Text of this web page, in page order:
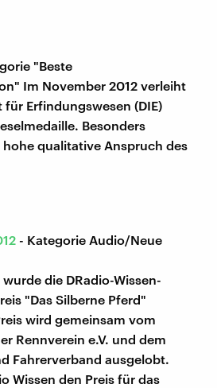
"Beste
Im November 2012 verleiht
Erfindungswesen (DIE)
Besonders
qualitative Anspruch des
- Kategorie Audio/Neue
die DRadio-Wissen-
"Das Silberne Pferd"
wird gemeinsam vom
Rennverein e.V. und dem
Fahrerverband ausgelobt.
Wissen den Preis für das